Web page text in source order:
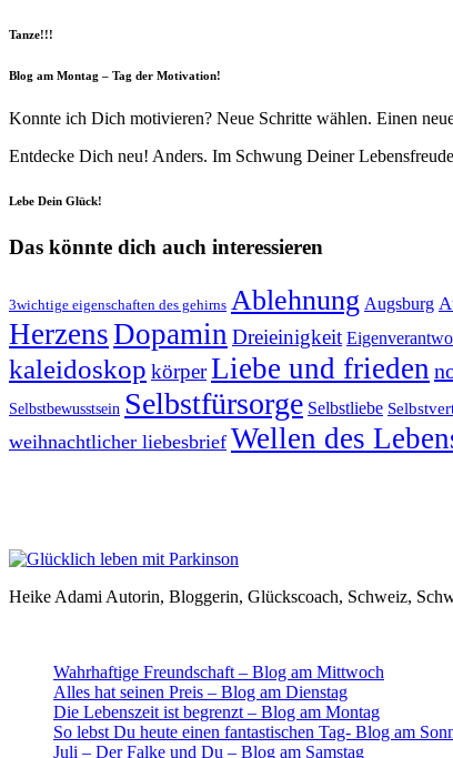
Tanze!!!
Blog am Montag – Tag der Motivation!
Konnte ich Dich motivieren? Neue Schritte wählen. Einen
Entdecke Dich neu! Anders. Im Schwung Deiner
Lebe Dein Glück!
Das könnte dich auch interessieren
3wichtige eigenschaften des gehirns Ablehnung Augsburg
HerzensDopamin Dreieinigkeit
kaleidoskop körperLiebe und frieden
Selbstbewusstsein Selbstfürsorge Selbstliebe
weihnachtlicher liebesbrief Wellen des
Heike Adami Autorin, Bloggerin, Glückscoach, Schweiz,
Wahrhaftige Freundschaft – Blog am Mittwoch
Alles hat seinen Preis – Blog am Dienstag
Die Lebenszeit ist begrenzt – Blog am Montag
So lebst Du heute einen fantastischen Tag- Blog am
Juli – Der Falke und Du – Blog am Samstag